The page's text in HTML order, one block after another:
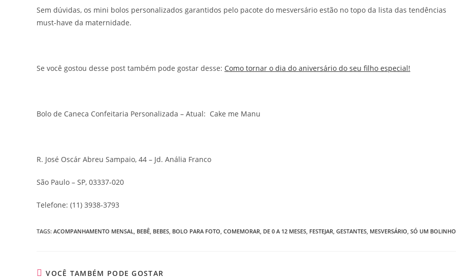
Sem dúvidas, os mini bolos personalizados garantidos pelo pacote do mesversário estão no topo da lista das tendências
must-have da maternidade.
Se você gostou desse post também pode gostar desse: Como tornar o dia do aniversário do seu filho especial!
Bolo de Caneca Confeitaria Personalizada – Atual: Cake me Manu
R. José Oscár Abreu Sampaio, 44 – Jd. Anália Franco
São Paulo – SP, 03337-020
Telefone: (11) 3938-3793
TAGS: ACOMPANHAMENTO MENSAL BEBÊ BEBES BOLO PARA FOTO COMEMORAR DE 0 A 12 MESES FESTEJAR GESTANTES MESVERSÁRIO SÓ UM BOLINHO
VOCÊ TAMBÉM PODE GOSTAR